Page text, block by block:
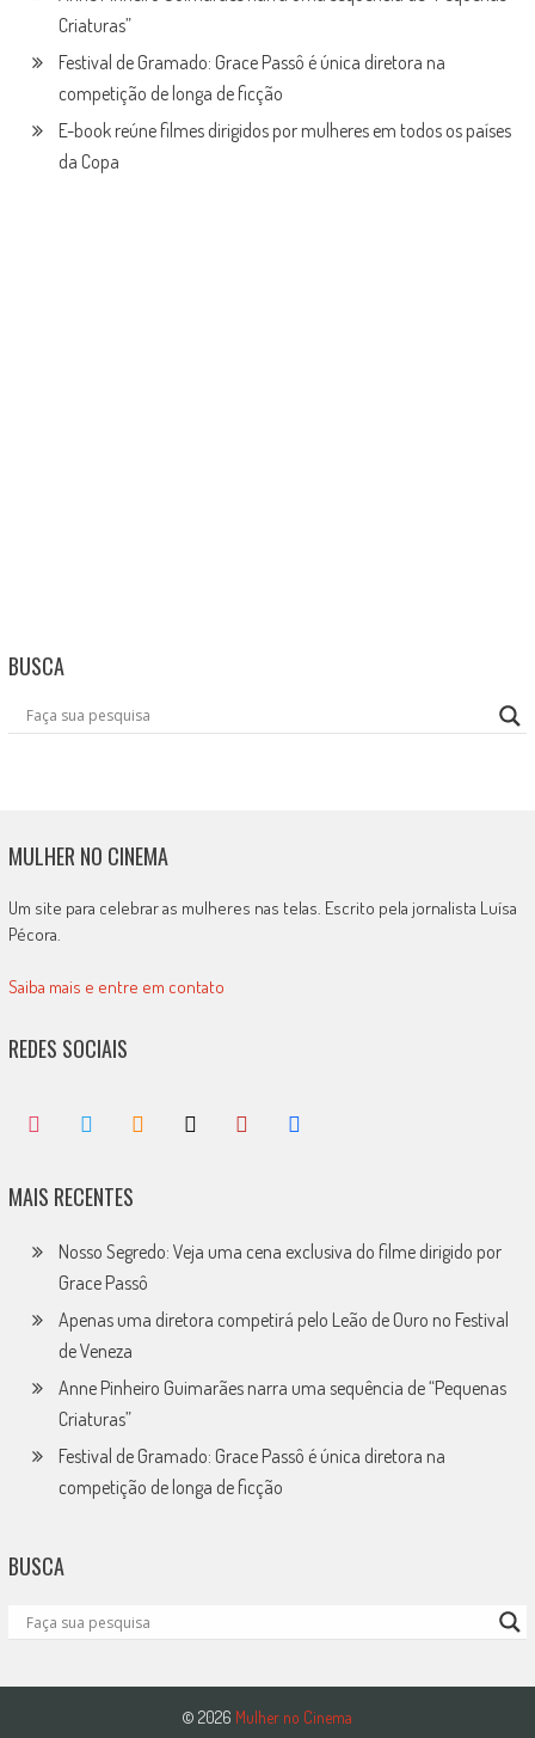
Criaturas”
Festival de Gramado: Grace Passô é única diretora na
competição de longa de ficção
E-book reúne filmes dirigidos por mulheres em todos os países
da Copa
BUSCA
MULHER NO CINEMA
Um site para celebrar as mulheres nas telas. Escrito pela jornalista Luísa
Pécora.
Saiba mais e entre em contato
REDES SOCIAIS
MAIS RECENTES
Nosso Segredo: Veja uma cena exclusiva do filme dirigido por
Grace Passô
Apenas uma diretora competirá pelo Leão de Ouro no Festival
de Veneza
Anne Pinheiro Guimarães narra uma sequência de “Pequenas
Criaturas”
Festival de Gramado: Grace Passô é única diretora na
competição de longa de ficção
BUSCA
© 2026 Mulher no Cinema